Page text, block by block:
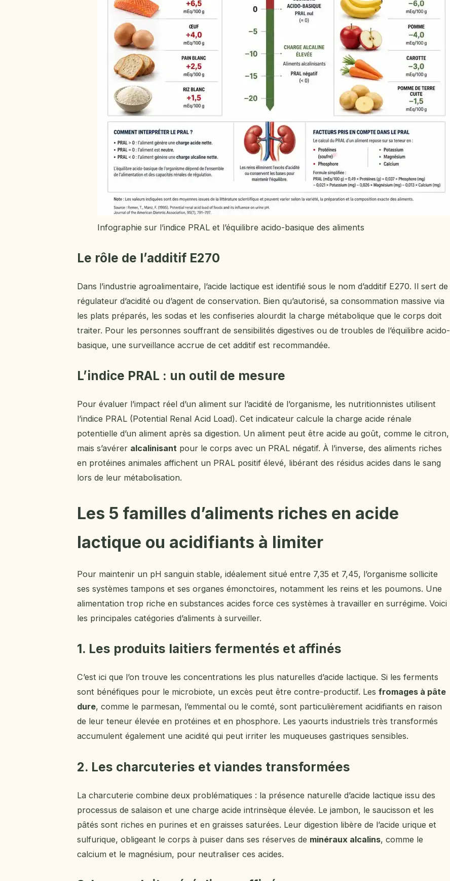
Infographie sur l’indice PRAL et l’équilibre acido-basique des aliments
Le rôle de l’additif E270
Dans l’industrie agroalimentaire, l’acide lactique est identifié sous le nom d’additif E270. Il sert de
régulateur d’acidité ou d’agent de conservation. Bien qu’autorisé, sa consommation massive via
les plats préparés, les sodas et les confiseries alourdit la charge métabolique que le corps doit
traiter. Pour les personnes souffrant de sensibilités digestives ou de troubles de l’équilibre acido-
basique, une surveillance accrue de cet additif est recommandée.
L’indice PRAL : un outil de mesure
Pour évaluer l’impact réel d’un aliment sur l’acidité de l’organisme, les nutritionnistes utilisent
l’indice PRAL (Potential Renal Acid Load). Cet indicateur calcule la charge acide rénale
potentielle d’un aliment après sa digestion. Un aliment peut être acide au goût, comme le citron,
mais s’avérer alcalinisant pour le corps avec un PRAL négatif. À l’inverse, des aliments riches
en protéines animales affichent un PRAL positif élevé, libérant des résidus acides dans le sang
lors de leur métabolisation.
Les 5 familles d’aliments riches en acide
lactique ou acidifiants à limiter
Pour maintenir un pH sanguin stable, idéalement situé entre 7,35 et 7,45, l’organisme sollicite
ses systèmes tampons et ses organes émonctoires, notamment les reins et les poumons. Une
alimentation trop riche en substances acides force ces systèmes à travailler en surrégime. Voici
les principales catégories d’aliments à surveiller.
1. Les produits laitiers fermentés et affinés
C’est ici que l’on trouve les concentrations les plus naturelles d’acide lactique. Si les ferments
sont bénéfiques pour le microbiote, un excès peut être contre-productif. Les fromages à pâte
dure, comme le parmesan, l’emmental ou le comté, sont particulièrement acidifiants en raison
de leur teneur élevée en protéines et en phosphore. Les yaourts industriels très transformés
accumulent également une acidité qui peut irriter les muqueuses gastriques sensibles.
2. Les charcuteries et viandes transformées
La charcuterie combine deux problématiques : la présence naturelle d’acide lactique issu des
processus de salaison et une charge acide intrinsèque élevée. Le jambon, le saucisson et les
pâtés sont riches en purines et en graisses saturées. Leur digestion libère de l’acide urique et
sulfurique, obligeant le corps à puiser dans ses réserves de minéraux alcalins, comme le
calcium et le magnésium, pour neutraliser ces acides.